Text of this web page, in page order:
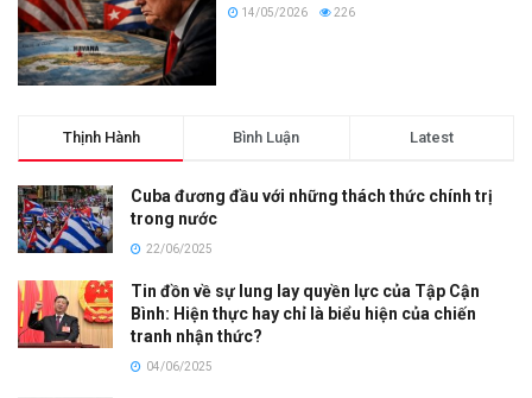
14/05/2026 226
Thịnh Hành Bình Luận Latest
Cuba đương đầu với những thách thức chính trị
trong nước
22/06/2025
Tin đồn về sự lung lay quyền lực của Tập Cận
Bình: Hiện thực hay chỉ là biểu hiện của chiến
tranh nhận thức?
04/06/2025